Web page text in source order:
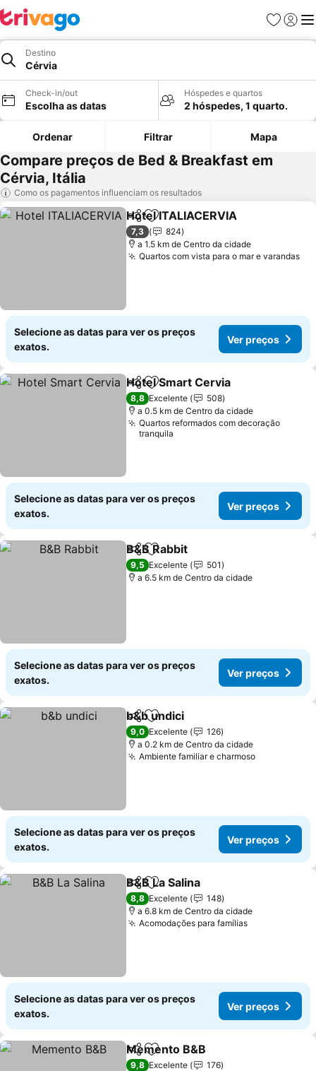
Favoritos
Iniciar
Destino
Cérvia
Check-in/out
Escolha as datas
Hóspedes e quartos
2 hóspedes, 1 quarto.
Ordenar Filtrar Mapa
Compare preços de Bed & Breakfast em
Cérvia, Itália
Como os pagamentos influenciam os resultados
PartilharAdicionar aos favoritos
Hotel ITALIACERVIA
7,3
824
a 1.5 km de Centro da cidade
Quartos com vista para o mar e varandas
Selecione as datas para ver os preços
exatos.
Ver preços
PartilharAdicionar aos favoritos
Hotel Smart Cervia
8,8 Excelente
508
a 0.5 km de Centro da cidade
Quartos reformados com decoração
tranquila
Selecione as datas para ver os preços
exatos.
Ver preços
PartilharAdicionar aos favoritos
B&B Rabbit
9,5 Excelente
501
a 6.5 km de Centro da cidade
Selecione as datas para ver os preços
exatos.
Ver preços
PartilharAdicionar aos favoritos
b&b undici
9,0 Excelente
126
a 0.2 km de Centro da cidade
Ambiente familiar e charmosoVer preços
Selecione as datas para ver os preços
exatos.
Ver preços
PartilharAdicionar aos favoritos
B&B La Salina
8,8 Excelente
148
a 6.8 km de Centro da cidade
Acomodações para famíliasVer preços
Selecione as datas para ver os preços
exatos.
Ver preços
PartilharAdicionar aos favoritos
Memento B&B
9,8 Excelente
176